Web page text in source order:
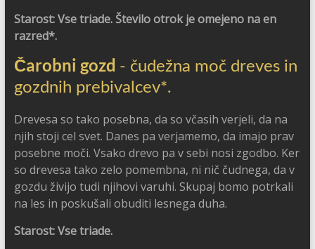
Starost: Vse triade. Število otrok je omejeno na en
razred*.
Čarobni gozd - čudežna moč dreves in
gozdnih prebivalcev*.
Drevesa so tako posebna, da so včasih verjeli, da na
njih stoji cel svet. Danes pa verjamemo, da imajo prav
posebne moči. Vsako drevo pa v sebi nosi zgodbo. Ker
so drevesa tako zelo pomembna, ni nič čudnega, da v
gozdu živijo tudi njihovi varuhi. Skupaj bomo potrkali
na les in poskušali obuditi lesnega duha.
Starost: Vse triade.